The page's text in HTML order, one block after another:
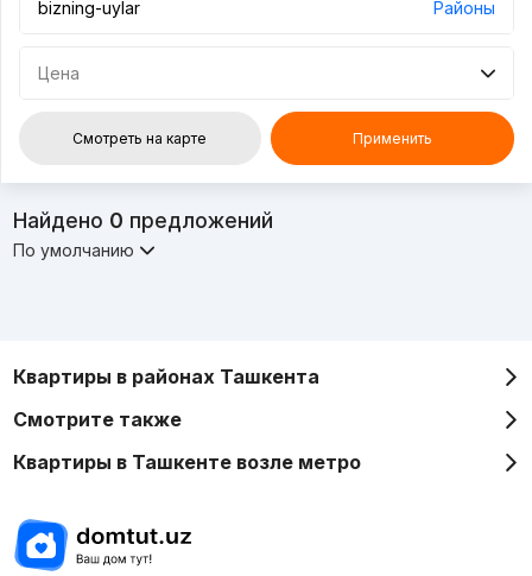
Районы
Цена
Смотреть на карте Применить
Найдено 0 предложений
По умолчанию
Квартиры в районах Ташкента
Смотрите также
Квартиры в Ташкенте возле метро